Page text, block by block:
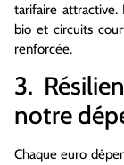
tarifaire
bio et circuits
renforcée.
3.
notre
Chaque euro